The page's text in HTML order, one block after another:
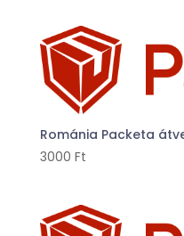
Románia Packeta
3000 Ft